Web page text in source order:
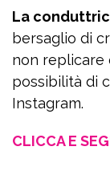
La
bersaglio di
non replicare
possibilità di
Instagram.
CLICCA E